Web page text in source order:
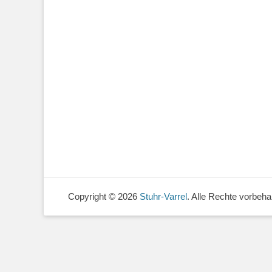
Copyright © 2026 Stuhr-Varrel. Alle Rechte